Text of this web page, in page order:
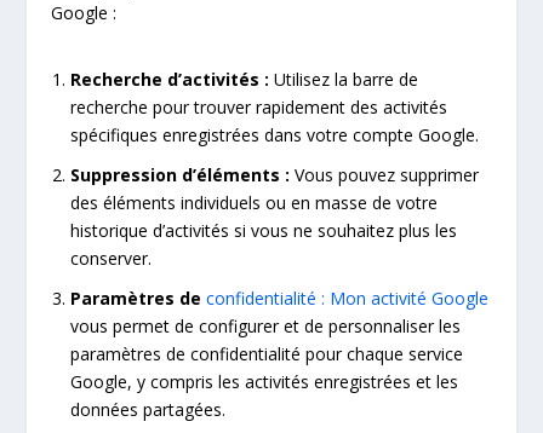
Google :
Recherche d’activités : Utilisez la barre de
recherche pour trouver rapidement des activités
spécifiques enregistrées dans votre compte Google.
Suppression d’éléments : Vous pouvez supprimer
des éléments individuels ou en masse de votre
historique d’activités si vous ne souhaitez plus les
conserver.
Paramètres deconfidentialité : Mon activité Google
vous permet de configurer et de personnaliser les
paramètres de confidentialité pour chaque service
Google, y compris les activités enregistrées et les
données partagées.